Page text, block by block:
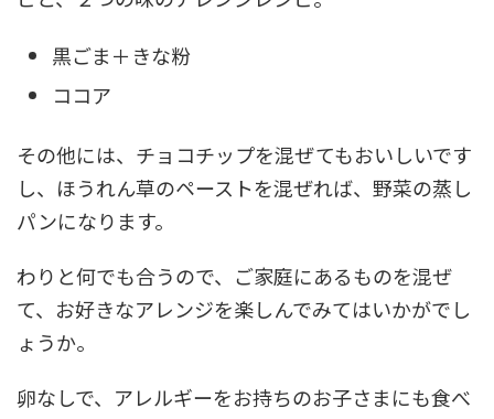
黒ごま＋きな粉
ココア
その他には、チョコチップを混ぜてもおいしいです
し、ほうれん草のペーストを混ぜれば、野菜の蒸し
パンになります。
わりと何でも合うので、ご家庭にあるものを混ぜ
て、お好きなアレンジを楽しんでみてはいかがでし
ょうか。
卵なしで、アレルギーをお持ちのお子さまにも食べ